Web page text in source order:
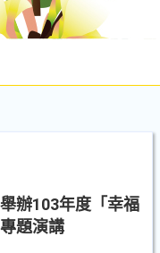
辦103年度「幸福
題演講